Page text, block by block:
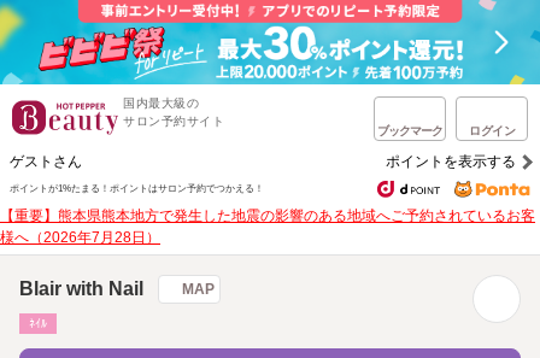
国内最大級の
サロン予約サイト
ブックマーク ログイン
ゲストさん ポイントを表示する
ポイントが1%たまる！ ポイントはサロン予約でつかえる！
【重要】熊本県熊本地方で発生した地震の影響のある地域へご予約されているお客
様へ（2026年7月28日）
Blair with Nail MAP
ﾈｲﾙ